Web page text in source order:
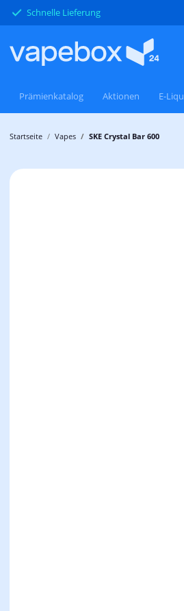
Schnelle Lieferung
Aktionen E-
Prämienkatalog
Startseite Vapes SKE Crystal Bar 600